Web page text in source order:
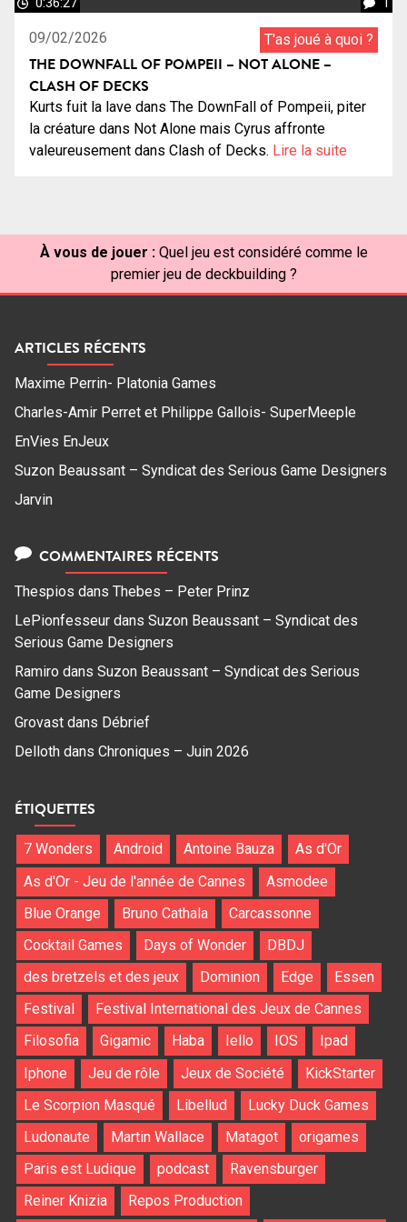
0:36:27 1
09/02/2026 T'as joué à quoi ?
THE DOWNFALL OF POMPEII – NOT ALONE –
CLASH OF DECKS
Kurts fuit la lave dans The DownFall of Pompeii, piter
la créature dans Not Alone mais Cyrus affronte
valeureusement dans Clash of Decks. Lire la suite
À vous de jouer : Quel jeu est considéré comme le
premier jeu de deckbuilding ?
ARTICLES RÉCENTS
Maxime Perrin- Platonia Games
Charles-Amir Perret et Philippe Gallois- SuperMeeple
EnVies EnJeux
Suzon Beaussant – Syndicat des Serious Game Designers
Jarvin
COMMENTAIRES RÉCENTS
Thespios dans Thebes – Peter Prinz
LePionfesseur dans Suzon Beaussant – Syndicat des
Serious Game Designers
Ramiro dans Suzon Beaussant – Syndicat des Serious
Game Designers
Grovast dans Débrief
Delloth dans Chroniques – Juin 2026
ÉTIQUETTES
7 Wonders Android Antoine Bauza
As d'Or
As d'Or - Jeu de l'année de Cannes
Asmodee
Blue Orange
Bruno Cathala
Carcassonne
Cocktail Games
Days of Wonder
DBDJ
des bretzels et des jeux
Dominion Edge
Essen
Festival
Festival International des Jeux de Cannes
Filosofia
Gigamic Haba Iello IOS
Ipad
Iphone
Jeu de rôle Jeux de Société
KickStarter
Le Scorpion Masqué
Libellud
Lucky Duck Games
Ludonaute
Martin Wallace Matagot
origames
Paris est Ludique
podcast
Ravensburger
Reiner Knizia
Repos Production